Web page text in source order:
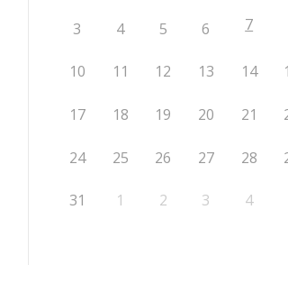
3 4 5 6 7
10 11 12 13 14
17 18 19 20 21
24 25 26 27 28
31 1 2 3 4